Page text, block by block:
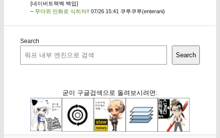
[네이버트랙백 백업]
– 무더위 만화로 식히자!! 07/26 15:41 쿠루쿠루(enterani)
Search
Search
굳이 구글검색으로 돌려보시려면: